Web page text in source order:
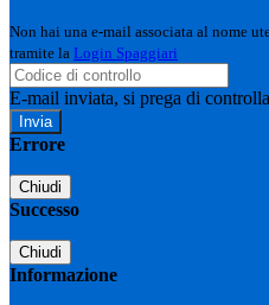
Non hai una e-mail associata al nome
tramite la Login Spaggiari
E-mail inviata, si prega di
Errore
Chiudi
Successo
Chiudi
Informazione